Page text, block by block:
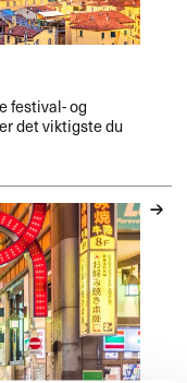
festival- og
det viktigste du